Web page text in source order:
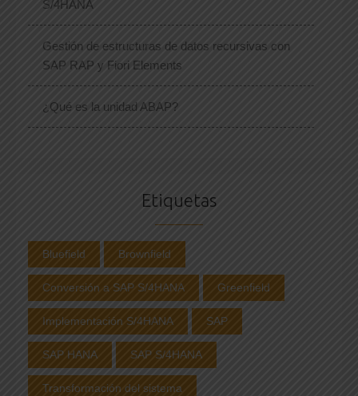
S/4HANA
Gestión de estructuras de datos recursivas con
SAP RAP y Fiori Elements
¿Qué es la unidad ABAP?
Etiquetas
Bluefield Brownfield
Conversión a SAP S/4HANA Greenfield
Implementación S/4HANA SAP
SAP HANA SAP S/4HANA
Transformación del sistema